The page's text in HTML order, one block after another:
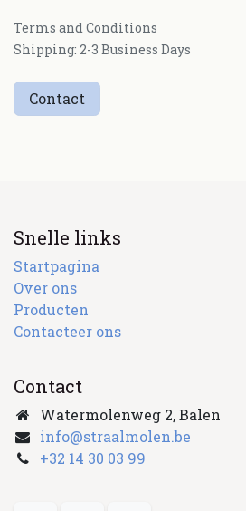
Terms and Conditions
Shipping: 2-3 Business Days
Contact
Snelle links
Startpagina
Over ons
Producten
Contacteer ons
Contact
Watermolenweg 2, Balen
info@straalmolen.be
+32 14 30 03 99